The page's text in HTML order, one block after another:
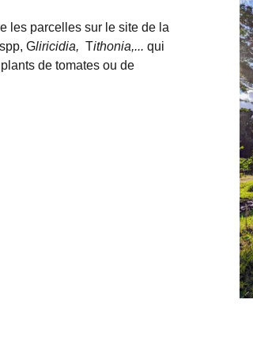
les parcelles sur le site de la
spp, Gliricidia, Tithonia,... qui
de tomates ou de